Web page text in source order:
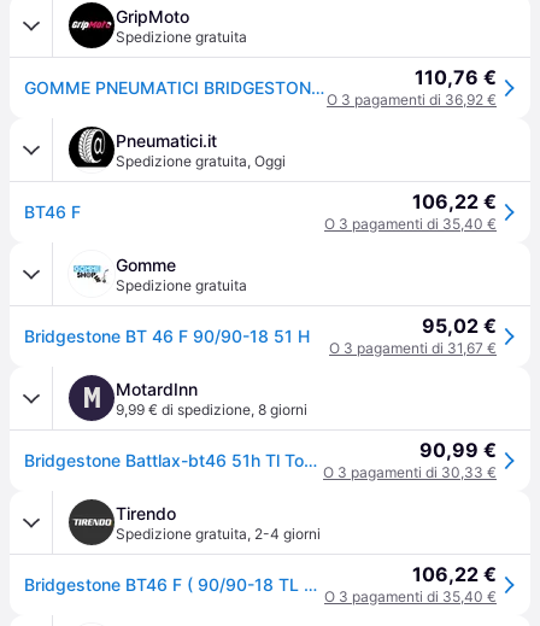
GripMoto
Spedizione gratuita
GOMME PNEUMATICI BRIDGESTONE 90/90-18 51H BATTLAX BT46 110,76 €
O 3 pagamenti di 36,92 €
Pneumatici.it
Spedizione gratuita, Oggi
BT46 F 106,22 €
O 3 pagamenti di 35,40 €
Gomme
Spedizione gratuita
Bridgestone BT 46 F 90/90-18 51 H 95,02 €
O 3 pagamenti di 31,67 €
M MotardInn
9,99 € di spedizione, 8 giorni
Bridgestone Battlax-bt46 51h Tl Touring Front Tire Nero 90 / 90 / R18 90,99 €
O 3 pagamenti di 30,33 €
Tirendo
Spedizione gratuita, 2-4 giorni
Bridgestone BT46 F ( 90/90-18 TL 51H M/C, ruota anteriore ) 106,22 €
O 3 pagamenti di 35,40 €